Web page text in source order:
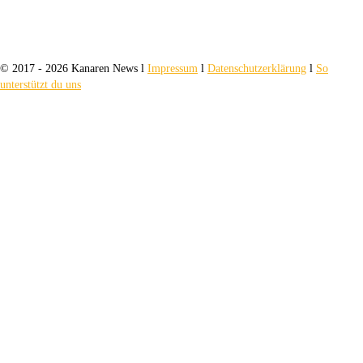
© 2017 - 2026 Kanaren News l Impressum l Datenschutzerklärung l So
unterstützt du uns